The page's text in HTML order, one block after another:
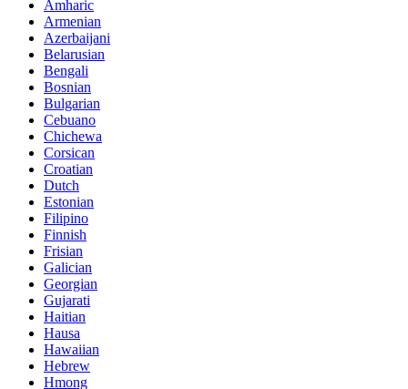
Amharic
Armenian
Azerbaijani
Belarusian
Bengali
Bosnian
Bulgarian
Cebuano
Chichewa
Corsican
Croatian
Dutch
Estonian
Filipino
Finnish
Frisian
Galician
Georgian
Gujarati
Haitian
Hausa
Hawaiian
Hebrew
Hmong